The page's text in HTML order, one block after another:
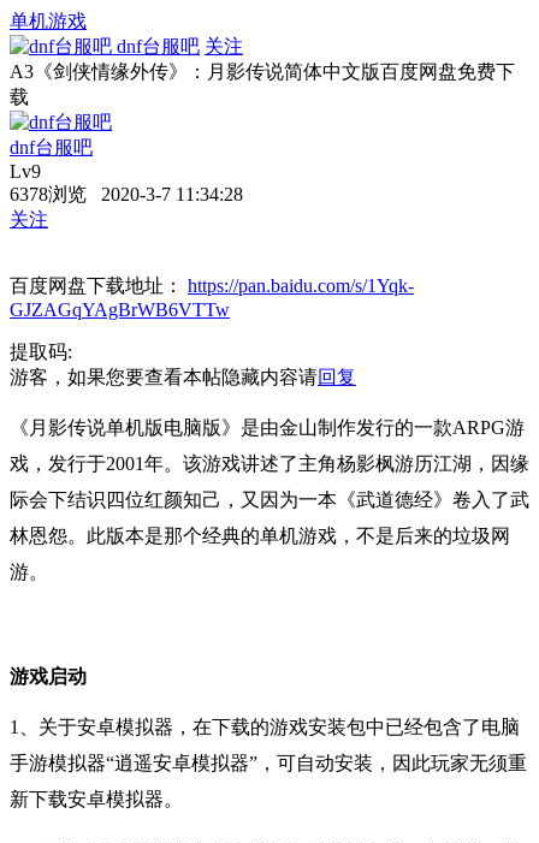
单机游戏
dnf台服吧 关注
A3《剑侠情缘外传》：月影传说简体中文版百度网盘免费下
载
dnf台服吧
Lv9
6378浏览 2020-3-7 11:34:28
关注
百度网盘下载地址： https://pan.baidu.com/s/1Yqk-
GJZAGqYAgBrWB6VTTw
提取码:
游客，如果您要查看本帖隐藏内容请回复
《 月影传说单机版电脑版》是由金山制作发行的一款ARPG游
戏，发行于2001年。该游戏讲述了主角杨影枫游历江湖，因缘
际会下结识四位红颜知己，又因为一本《武道德经》卷入了武
林恩怨。此版本是那个经典的单机游戏，不是后来的垃圾网
游。
游戏启动
1、关于安卓模拟器，在下载的游戏安装包中已经包含了电脑
手游模拟器“逍遥安卓模拟器”，可自动安装，因此玩家无须重
新下载安卓模拟器。